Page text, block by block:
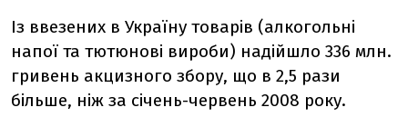
Із ввезених в Україну товарів (алкогольні
напої та тютюнові вироби) надійшло 336 млн.
гривень акцизного збору, що в 2,5 рази
більше, ніж за січень-червень 2008 року.